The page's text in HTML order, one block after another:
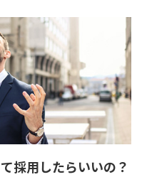
採用したらいいの？